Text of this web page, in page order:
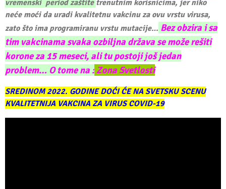
vremenski period zaštite trenutnim korisnicima, jer niko
neće moći da uradi kvalitetnu vakcinu za ovu vrstu virusa,
zato što ima programiranu vrstu mutacije… Bez obzira i sa
tim vakcinama svaka ozbiljna država se može rešiti
korone za 15 meseci, ali tu postoji još jedan
problem… O tome na : Zona Svetlosti
SREDINOM 2022. GODINE DOĆI ĆE NA SVETSKU SCENU
KVALITETNIJA VAKCINA ZA VIRUS COVID-19